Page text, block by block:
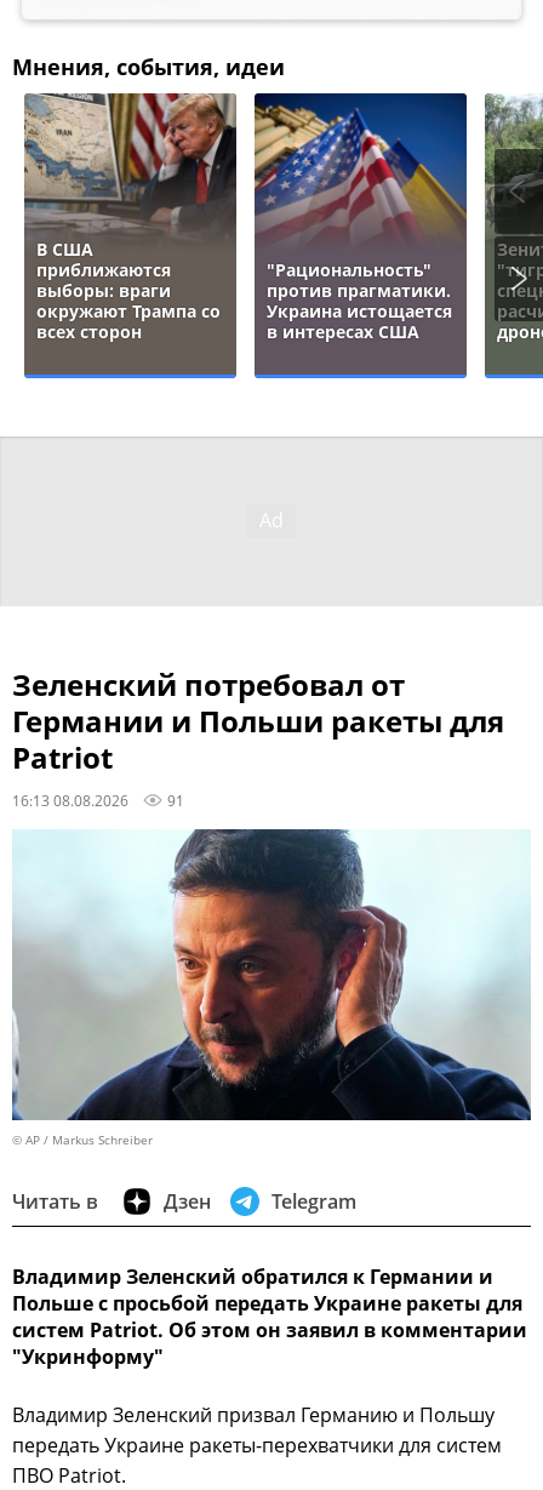
Мнения, события, идеи
В США
приближаются
выборы: враги
окружают Трампа со
всех сторон
"Рациональность"
против прагматики.
Украина истощается
в интересах США
Зеленский потребовал от
Германии и Польши ракеты для
Patriot
16:13 08.08.2026 91
© AP / Markus Schreiber
Читать в Дзен Telegram
Владимир Зеленский обратился к Германии и
Польше с просьбой передать Украине ракеты для
систем Patriot. Об этом он заявил в комментарии
"Укринформу"
Владимир Зеленский призвал Германию и Польшу
передать Украине ракеты-перехватчики для систем
ПВО Patriot.